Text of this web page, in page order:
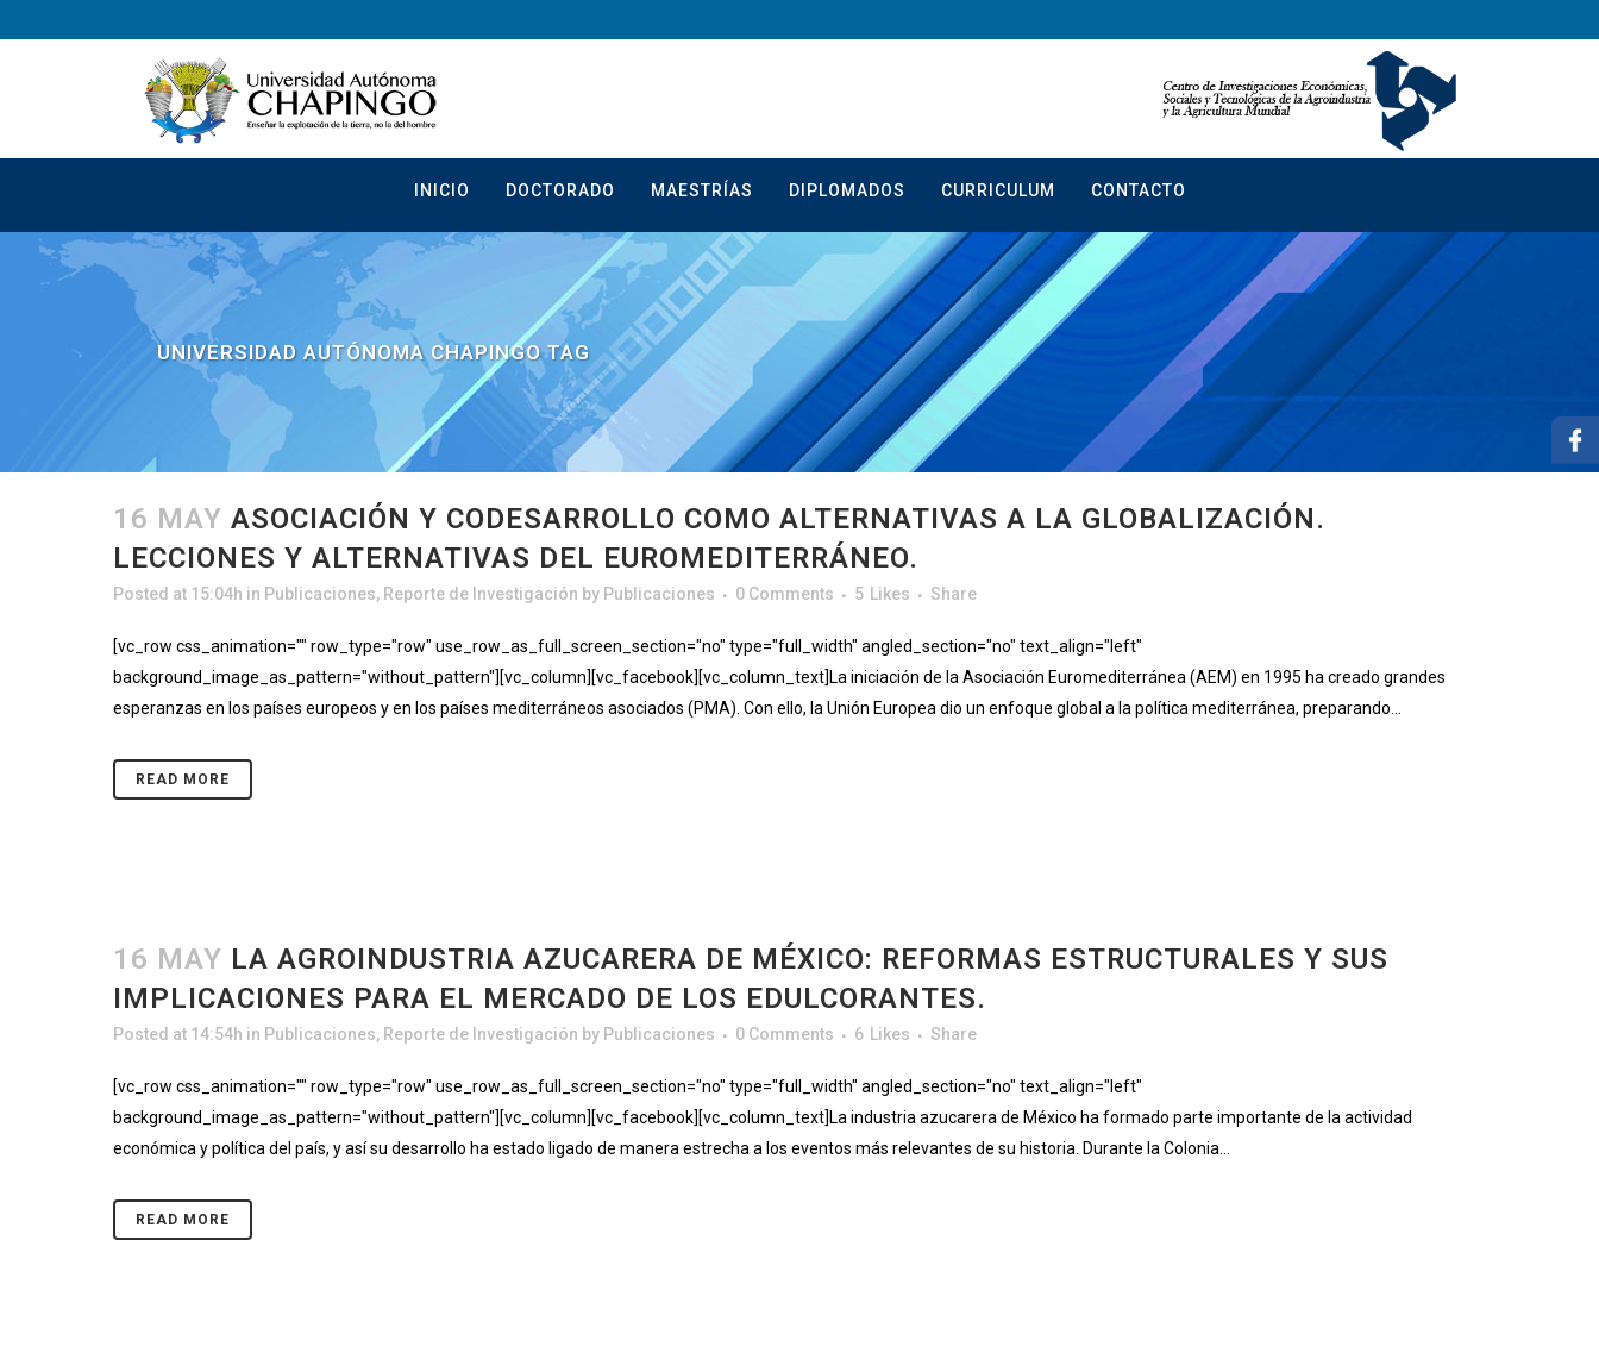
INICIO DOCTORADO MAESTRÍAS DIPLOMADOS CURRICULUM CONTACTO
UNIVERSIDAD AUTÓNOMA CHAPINGO TAG
16 MAY ASOCIACIÓN Y CODESARROLLO COMO ALTERNATIVAS A LA GLOBALIZACIÓN.
LECCIONES Y ALTERNATIVAS DEL EUROMEDITERRÁNEO.
Posted at 15:04h in Publicaciones, Reporte de Investigación by Publicaciones 0 Comments 5 Likes Share
[vc_row css_animation="" row_type="row" use_row_as_full_screen_section="no" type="full_width" angled_section="no" text_align="left"
background_image_as_pattern="without_pattern"][vc_column][vc_facebook][vc_column_text]La iniciación de la Asociación Euromediterránea (AEM) en 1995 ha creado grandes
esperanzas en los países europeos y en los países mediterráneos asociados (PMA). Con ello, la Unión Europea dio un enfoque global a la política mediterránea, preparando...
READ MORE
16 MAY LA AGROINDUSTRIA AZUCARERA DE MÉXICO: REFORMAS ESTRUCTURALES Y SUS
IMPLICACIONES PARA EL MERCADO DE LOS EDULCORANTES.
Posted at 14:54h in Publicaciones, Reporte de Investigación by Publicaciones 0 Comments 6 Likes Share
[vc_row css_animation="" row_type="row" use_row_as_full_screen_section="no" type="full_width" angled_section="no" text_align="left"
background_image_as_pattern="without_pattern"][vc_column][vc_facebook][vc_column_text]La industria azucarera de México ha formado parte importante de la actividad
económica y política del país, y así su desarrollo ha estado ligado de manera estrecha a los eventos más relevantes de su historia. Durante la Colonia...
READ MORE